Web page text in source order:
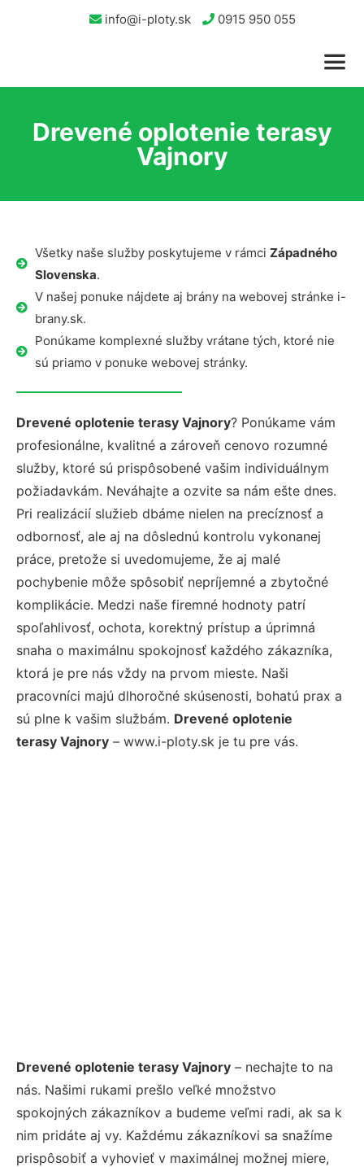
info@i-ploty.sk 0915 950 055
Drevené oplotenie terasy
Vajnory
Všetky naše služby poskytujeme v rámci Západného
Slovenska.
V našej ponuke nájdete aj brány na webovej stránke i-
brany.sk.
Ponúkame komplexné služby vrátane tých, ktoré nie
sú priamo v ponuke webovej stránky.
Drevené oplotenie terasy Vajnory? Ponúkame vám
profesionálne, kvalitné a zároveň cenovo rozumné
služby, ktoré sú prispôsobené vašim individuálnym
požiadavkám. Neváhajte a ozvite sa nám ešte dnes.
Pri realizácií služieb dbáme nielen na precíznosť a
odbornosť, ale aj na dôslednú kontrolu vykonanej
práce, pretože si uvedomujeme, že aj malé
pochybenie môže spôsobiť nepríjemné a zbytočné
komplikácie. Medzi naše firemné hodnoty patrí
spoľahlivosť, ochota, korektný prístup a úprimná
snaha o maximálnu spokojnosť každého zákazníka,
ktorá je pre nás vždy na prvom mieste. Naši
pracovníci majú dlhoročné skúsenosti, bohatú prax a
sú plne k vašim službám. Drevené oplotenie
terasy Vajnory – www.i-ploty.sk je tu pre vás.
Drevené oplotenie terasy Vajnory – nechajte to na
nás. Našimi rukami prešlo veľké množstvo
spokojných zákazníkov a budeme veľmi radi, ak sa k
nim pridáte aj vy. Každému zákazníkovi sa snažíme
prispôsobiť a vyhovieť v maximálnej možnej miere,